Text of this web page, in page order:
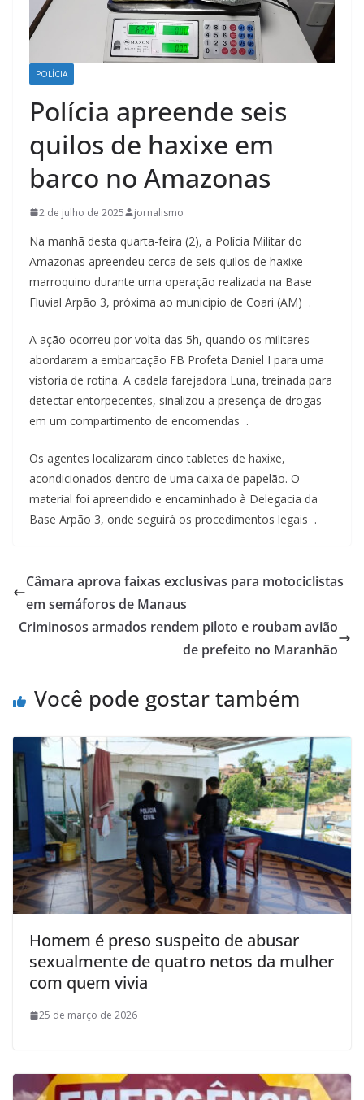
POLÍCIA
Polícia apreende seis
quilos de haxixe em
barco no Amazonas
2 de julho de 2025 jornalismo
Na manhã desta quarta-feira (2), a Polícia Militar do
Amazonas apreendeu cerca de seis quilos de haxixe
marroquino durante uma operação realizada na Base
Fluvial Arpão 3, próxima ao município de Coari (AM) .
A ação ocorreu por volta das 5h, quando os militares
abordaram a embarcação FB Profeta Daniel I para uma
vistoria de rotina. A cadela farejadora Luna, treinada para
detectar entorpecentes, sinalizou a presença de drogas
em um compartimento de encomendas .
Os agentes localizaram cinco tabletes de haxixe,
acondicionados dentro de uma caixa de papelão. O
material foi apreendido e encaminhado à Delegacia da
Base Arpão 3, onde seguirá os procedimentos legais .
Câmara aprova faixas exclusivas para motociclistas
em semáforos de Manaus
Criminosos armados rendem piloto e roubam avião
de prefeito no Maranhão
Você pode gostar também
Homem é preso suspeito de abusar
sexualmente de quatro netos da mulher
com quem vivia
25 de março de 2026